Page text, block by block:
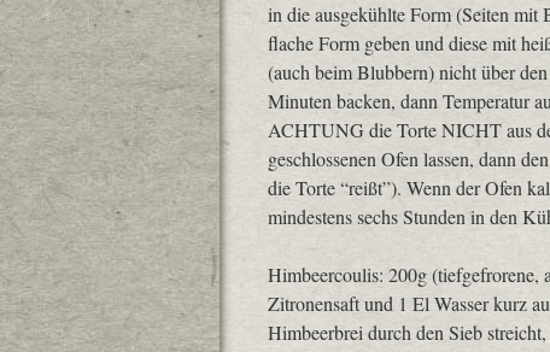
in die ausgekühlte Form (Seiten mit
flache Form geben und diese mit
(auch beim Blubbern) nicht über
Minuten backen, dann Temperatur
ACHTUNG die Torte NICHT aus
geschlossenen Ofen lassen, dann
die Torte “reißt”). Wenn der Ofen
mindestens sechs Stunden in den
Himbeercoulis: 200g (tiefgefrorene,
Zitronensaft und 1 El Wasser kurz
Himbeerbrei durch den Sieb